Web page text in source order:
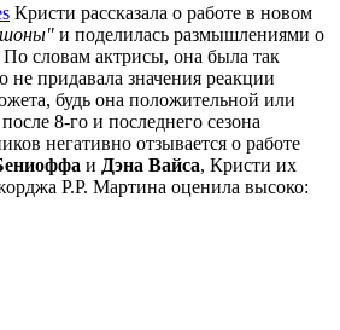
Кристи рассказала о работе в новом
и поделилась размышлениями о
словам актрисы, она была так
не придавала значения реакции
будь она положительной или
8-го и последнего сезона
негативно отзывается о работе
и Дэна Вайса, Кристи их
Р.Р. Мартина оценила высоко: